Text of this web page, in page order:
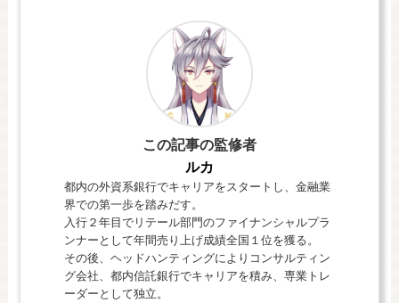
この記事の監修者
ルカ
都内の外資系銀行でキャリアをスタートし、金融業
界での第一歩を踏みだす。
入行２年目でリテール部門のファイナンシャルプラ
ンナーとして年間売り上げ成績全国１位を獲る。
その後、ヘッドハンティングによりコンサルティン
グ会社、都内信託銀行でキャリアを積み、専業トレ
ーダーとして独立。